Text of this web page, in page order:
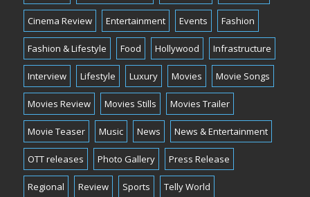
Cinema Review Entertainment Events Fashion
Fashion & Lifestyle Food Hollywood Infrastructure
Interview Lifestyle Luxury Movies Movie Songs
Movies Review Movies Stills Movies Trailer
Movie Teaser Music News News & Entertainment
OTT releases Photo Gallery Press Release
Regional Review Sports Telly World